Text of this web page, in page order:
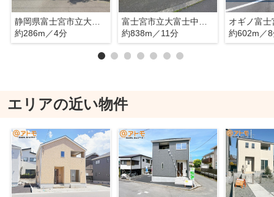
静岡県富士宮市立大富士小学校
約286m／4分
約838m／11分
オギノ富
約602m／
エリアの近い物件